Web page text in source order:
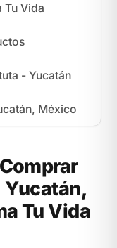
Tu Vida
- Yucatán
México
Yucatán,
Tu Vida